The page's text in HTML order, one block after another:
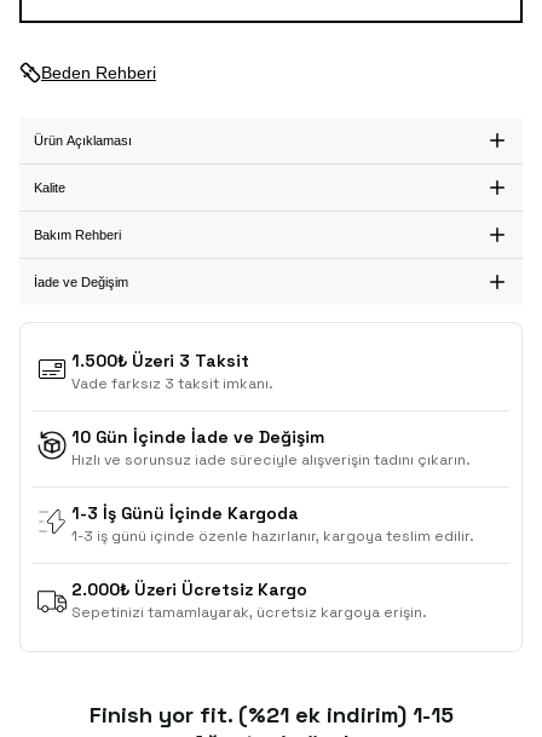
Beden Rehberi
Ürün Açıklaması
Kalite
Bakım Rehberi
İade ve Değişim
1.500₺ Üzeri 3 Taksit
Vade farksız 3 taksit imkanı.
10 Gün İçinde İade ve Değişim
Hızlı ve sorunsuz iade süreciyle alışverişin tadını çıkarın.
1-3 İş Günü İçinde Kargoda
1-3 iş günü içinde özenle hazırlanır, kargoya teslim edilir.
2.000₺ Üzeri Ücretsiz Kargo
Sepetinizi tamamlayarak, ücretsiz kargoya erişin.
Finish yor fit. (%21 ek indirim) 1-15